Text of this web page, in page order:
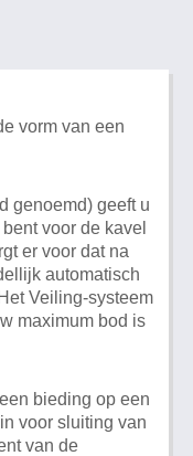
vorm van een
genoemd) geeft u
voor de kavel
er voor dat na
automatisch
Veiling-systeem
maximum bod is
bieding op een
voor sluiting van
van de